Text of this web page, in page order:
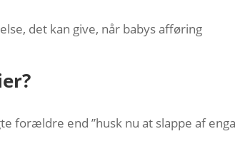
det kan give, når babys afføring
forældre end ”husk nu at slappe af